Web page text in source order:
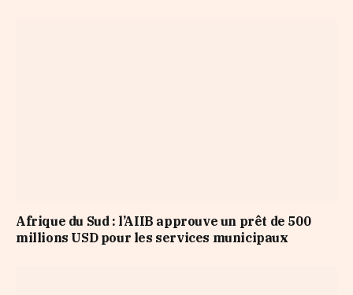
Afrique du Sud : l’AIIB approuve un prêt de 500
millions USD pour les services municipaux